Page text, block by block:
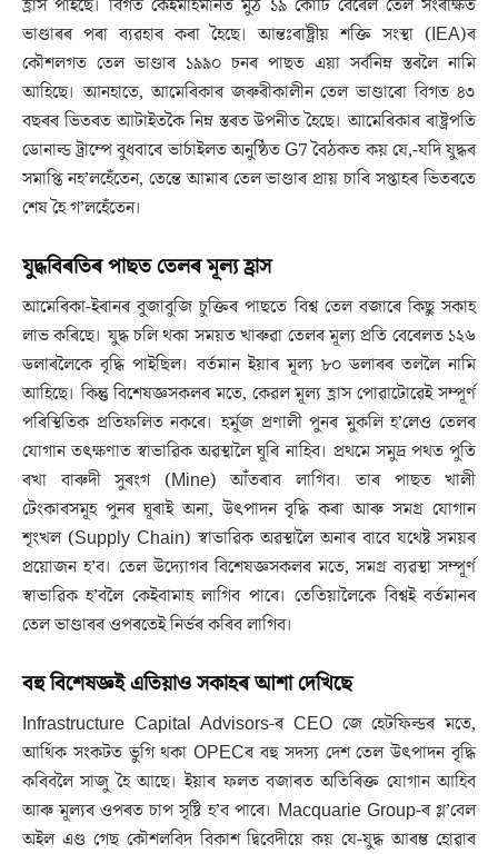
হ্ৰাস পাইছে। বিগত কেইমাহমানত মুঠ ১৯ কোটি বেৰেল তেল সংৰক্ষিত
ভাণ্ডাৰৰ পৰা ব্যৱহাৰ কৰা হৈছে। আন্তঃৰাষ্ট্ৰীয় শক্তি সংস্থা (IEA)ৰ
কৌশলগত তেল ভাণ্ডাৰ ১৯৯০ চনৰ পাছত এয়া সৰ্বনিম্ন স্তৰলৈ নামি
আহিছে। আনহাতে, আমেৰিকাৰ জৰুৰীকালীন তেল ভাণ্ডাৰো বিগত ৪৩
বছৰৰ ভিতৰত আটাইতকৈ নিম্ন স্তৰত উপনীত হৈছে। আমেৰিকাৰ ৰাষ্ট্ৰপতি
ডোনাল্ড ট্ৰাম্পে বুধবাৰে ভাৰ্চাইলত অনুষ্ঠিত G7 বৈঠকত কয় যে,-যদি যুদ্ধৰ
সমাপ্তি নহ’লহেঁতেন, তেন্তে আমাৰ তেল ভাণ্ডাৰ প্ৰায় চাৰি সপ্তাহৰ ভিতৰতে
শেষ হৈ গ’লহেঁতেন।
যুদ্ধবিৰতিৰ পাছত তেলৰ মূল্য হ্ৰাস
আমেৰিকা-ইৰানৰ বুজাবুজি চুক্তিৰ পাছতে বিশ্ব তেল বজাৰে কিছু সকাহ
লাভ কৰিছে। যুদ্ধ চলি থকা সময়ত খাৰুৱা তেলৰ মূল্য প্ৰতি বেৰেলত ১২৬
ডলাৰলৈকে বৃদ্ধি পাইছিল। বৰ্তমান ইয়াৰ মূল্য ৮০ ডলাৰৰ তললৈ নামি
আহিছে। কিন্তু বিশেষজ্ঞসকলৰ মতে, কেৱল মূল্য হ্ৰাস পোৱাটোৱেই সম্পূৰ্ণ
পৰিস্থিতিক প্ৰতিফলিত নকৰে। হৰ্মুজ প্ৰণালী পুনৰ মুকলি হ’লেও তেলৰ
যোগান তৎক্ষণাত স্বাভাৱিক অৱস্থালৈ ঘূৰি নাহিব। প্ৰথমে সমুদ্ৰ পথত পুতি
ৰখা বাৰুদী সুৰংগ (Mine) আঁতৰাব লাগিব। তাৰ পাছত খালী
টেংকাৰসমূহ পুনৰ ঘূৰাই অনা, উৎপাদন বৃদ্ধি কৰা আৰু সমগ্ৰ যোগান
শৃংখল (Supply Chain) স্বাভাৱিক অৱস্থালৈ অনাৰ বাবে যথেষ্ট সময়ৰ
প্ৰয়োজন হ’ব। তেল উদ্যোগৰ বিশেষজ্ঞসকলৰ মতে, সমগ্ৰ ব্যৱস্থা সম্পূৰ্ণ
স্বাভাৱিক হ’বলৈ কেইবামাহ লাগিব পাৰে। তেতিয়ালৈকে বিশ্বই বৰ্তমানৰ
তেল ভাণ্ডাৰৰ ওপৰতেই নিৰ্ভৰ কৰিব লাগিব।
বহু বিশেষজ্ঞই এতিয়াও সকাহৰ আশা দেখিছে
Infrastructure Capital Advisors-ৰ CEO জে হেটফিল্ডৰ মতে,
আৰ্থিক সংকটত ভুগি থকা OPECৰ বহু সদস্য দেশ তেল উৎপাদন বৃদ্ধি
কৰিবলৈ সাজু হৈ আছে। ইয়াৰ ফলত বজাৰত অতিৰিক্ত যোগান আহিব
আৰু মূল্যৰ ওপৰত চাপ সৃষ্টি হ’ব পাৰে। Macquarie Group-ৰ গ্ল’বেল
অইল এণ্ড গেছ কৌশলবিদ বিকাশ দ্বিবেদীয়ে কয় যে-যুদ্ধ আৰম্ভ হোৱাৰ